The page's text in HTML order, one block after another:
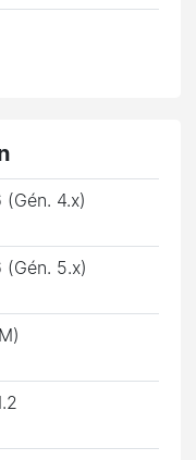
(Gén. 4.x)
(Gén. 5.x)